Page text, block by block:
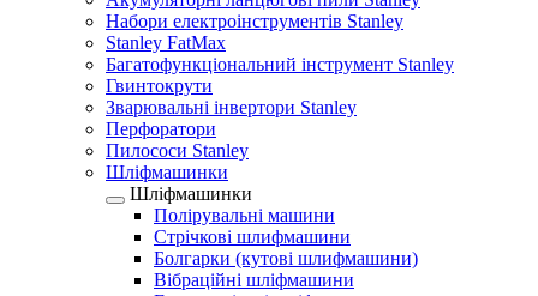
Набори електроінструментів Stanley
Stanley FatMax
Багатофункціональний інструмент Stanley
Гвинтокрути
Зварювальні інвертори Stanley
Перфоратори
Пилососи Stanley
Шліфмашинки
Шліфмашинки
Полірувальні машини
Стрічкові шлифмашини
Болгарки (кутові шлифмашини)
Вібраційні шліфмашини